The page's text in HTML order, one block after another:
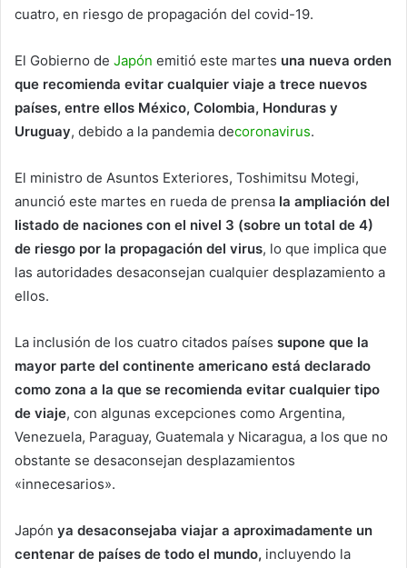
cuatro, en riesgo de propagación del covid-19.
El Gobierno de Japón emitió este martes una nueva orden
que recomienda evitar cualquier viaje a trece nuevos
países, entre ellos México, Colombia, Honduras y
Uruguay, debido a la pandemia decoronavirus.
El ministro de Asuntos Exteriores, Toshimitsu Motegi,
anunció este martes en rueda de prensa la ampliación del
listado de naciones con el nivel 3 (sobre un total de 4)
de riesgo por la propagación del virus, lo que implica que
las autoridades desaconsejan cualquier desplazamiento a
ellos.
La inclusión de los cuatro citados países supone que la
mayor parte del continente americano está declarado
como zona a la que se recomienda evitar cualquier tipo
de viaje, con algunas excepciones como Argentina,
Venezuela, Paraguay, Guatemala y Nicaragua, a los que no
obstante se desaconsejan desplazamientos
«innecesarios».
Japón ya desaconsejaba viajar a aproximadamente un
centenar de países de todo el mundo, incluyendo la